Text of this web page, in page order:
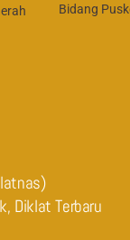
Bidang
Diklat Terbaru